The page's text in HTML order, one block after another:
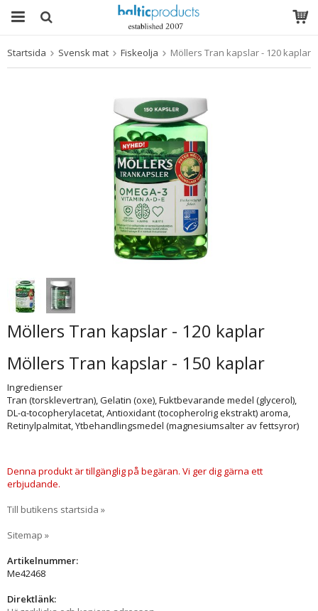
Startsida Svensk mat Fiskeolja Möllers Tran kapslar - 120 kaplar
Möllers Tran kapslar - 120 kaplar
Möllers Tran kapslar - 150 kaplar
Ingredienser
Tran (torsklevertran), Gelatin (oxe), Fuktbevarande medel (glycerol),
DL-α-tocopherylacetat, Antioxidant (tocopherolrig ekstrakt) aroma,
Retinylpalmitat, Ytbehandlingsmedel (magnesiumsalter av fettsyror)
Denna produkt är tillgänglig på begäran. Vi ger dig gärna ett
erbjudande.
Till butikens startsida »
Sitemap »
Artikelnummer:
Me42468
Direktlänk: